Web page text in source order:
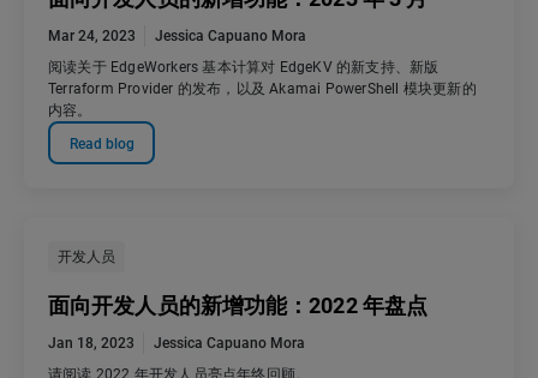
Mar 24, 2023
Jessica Capuano Mora
阅读关于 EdgeWorkers 基本计算对 EdgeKV 的新支持、新版
Terraform Provider 的发布，以及 Akamai PowerShell 模块更新的
内容。
Read blog
开发人员
面向开发人员的新增功能：2022 年盘点
Jan 18, 2023
Jessica Capuano Mora